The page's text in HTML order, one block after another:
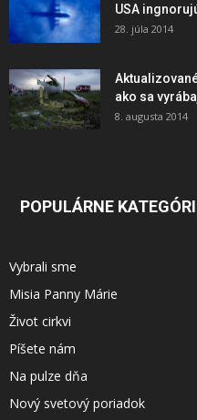
USA
28. júla 2014
ako sa
8. augusta 2014
POPULÁRNE
Vybrali sme
Misia Panny Márie
Život cirkvi
Píšete nám
Na pulze dňa
Nový svetový poriadok